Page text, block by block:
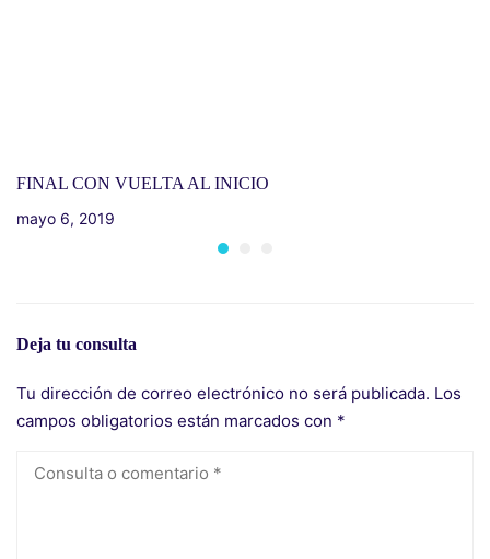
FINAL CON VUELTA AL INICIO
mayo 6, 2019
Deja tu consulta
Tu dirección de correo electrónico no será publicada. Los
campos obligatorios están marcados con *